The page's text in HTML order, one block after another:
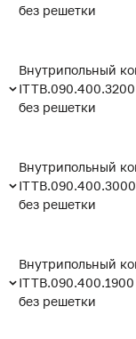
без решетки
Внутрипольный
без решетки
Внутрипольный
без решетки
Внутрипольный
без решетки